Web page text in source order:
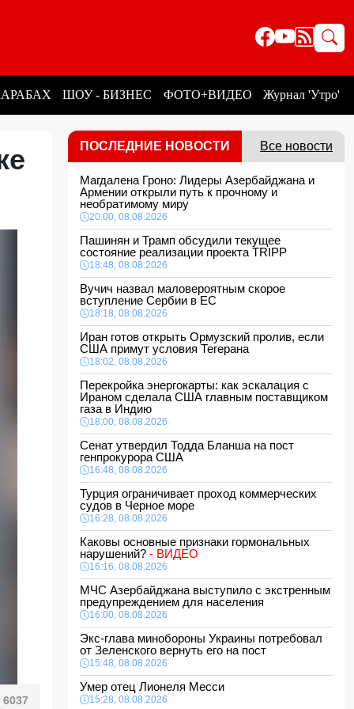
ШОУ - БИЗНЕС ФОТО+ВИДЕО Журнал 'Утро'
6037
ПОСЛЕДНИЕ НОВОСТИ Все новости
Магдалена Гроно: Лидеры Азербайджана и
Армении открыли путь к прочному и
необратимому миру
20:00, 08.08.2026
Пашинян и Трамп обсудили текущее
состояние реализации проекта TRIPP
18:48, 08.08.2026
Вучич назвал маловероятным скорое
вступление Сербии в ЕС
18:18, 08.08.2026
Иран готов открыть Ормузский пролив, если
США примут условия Тегерана
18:02, 08.08.2026
Перекройка энергокарты: как эскалация с
Ираном сделала США главным поставщиком
газа в Индию
18:00, 08.08.2026
Сенат утвердил Тодда Бланша на пост
генпрокурора США
16:48, 08.08.2026
Турция ограничивает проход коммерческих
судов в Черное море
16:28, 08.08.2026
Каковы основные признаки гормональных
нарушений? - ВИДЕО
16:16, 08.08.2026
МЧС Азербайджана выступило с экстренным
предупреждением для населения
16:00, 08.08.2026
Экс-глава минобороны Украины потребовал
от Зеленского вернуть его на пост
15:48, 08.08.2026
Умер отец Лионеля Месси
15:28, 08.08.2026